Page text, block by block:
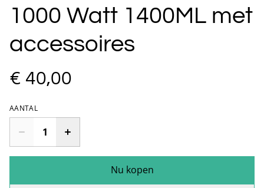
1000 Watt 1400ML met
accessoires
€ 40,00
AANTAL
Nu kopen